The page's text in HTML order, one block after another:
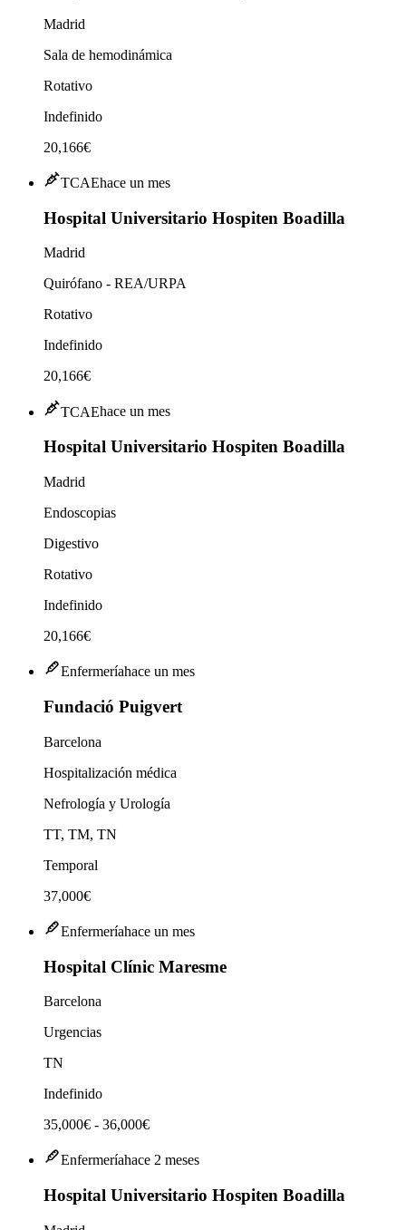
Madrid
Sala de hemodinámica
Rotativo
Indefinido
20,166€
TCAEhace un mes
Hospital Universitario Hospiten Boadilla
Madrid
Quirófano - REA/URPA
Rotativo
Indefinido
20,166€
TCAEhace un mes
Hospital Universitario Hospiten Boadilla
Madrid
Endoscopias
Digestivo
Rotativo
Indefinido
20,166€
Enfermeríahace un mes
Fundació Puigvert
Barcelona
Hospitalización médica
Nefrología y Urología
TT, TM, TN
Temporal
37,000€
Enfermeríahace un mes
Hospital Clínic Maresme
Barcelona
Urgencias
TN
Indefinido
35,000€ - 36,000€
Enfermeríahace 2 meses
Hospital Universitario Hospiten Boadilla